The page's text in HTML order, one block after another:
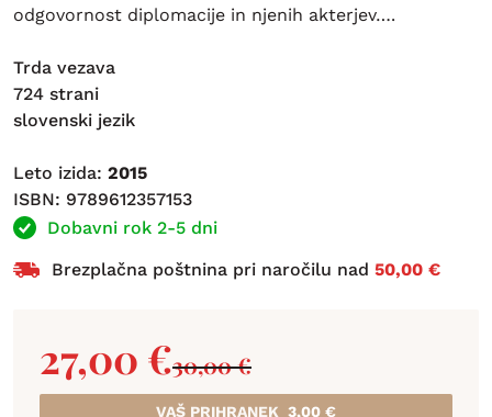
odgovornost diplomacije in njenih akterjev….
Trda vezava
724 strani
slovenski jezik
Leto izida: 2015
ISBN: 9789612357153
Dobavni rok 2-5 dni
Brezplačna poštnina pri naročilu nad 50,00 €
30,00€
27,00 €
VAŠ PRIHRANEK 3,00 €